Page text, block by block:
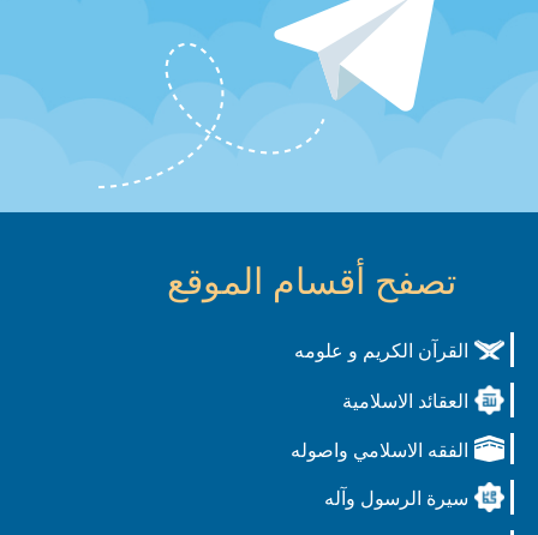
تصفح أقسام الموقع
القرآن الكريم و علومه
العقائد الاسلامية
الفقه الاسلامي واصوله
سيرة الرسول وآله